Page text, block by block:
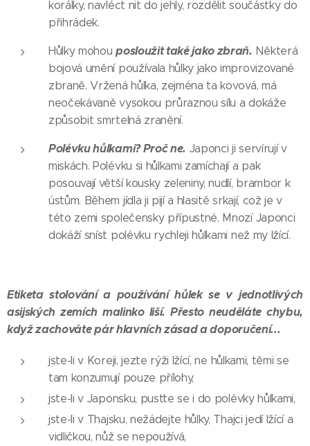
korálky, navléct nit do jehly, rozdělit součástky do
přihrádek.
Hůlky mohouposloužit také jako zbraň. Některá
bojová umění používala hůlky jako improvizované
zbraně. Vržená hůlka, zejména ta kovová, má
neočekávaně vysokou průraznou sílu a dokáže
způsobit smrtelná zranění.
Polévku hůlkami? Proč ne. Japonci ji servírují v
miskách. Polévku si hůlkami zamíchají a pak
posouvají větší kousky zeleniny, nudlí, brambor k
ústům. Během jídla ji pijí a hlasitě srkají, což je v
této zemi společensky přípustné. Mnozí Japonci
dokáží sníst polévku rychleji hůlkami než my lžící.
Etiketa stolování a používání hůlek se v jednotlivých
asijských zemích malinko liší. Přesto neuděláte chybu,
když zachováte pár hlavních zásad a doporučení...
jste-li v Koreji, jezte rýži lžící, ne hůlkami, těmi se
tam konzumují pouze přílohy,
jste-li v Japonsku, pusťte se i do polévky hůlkami,
jste-li v Thajsku, nežádejte hůlky, Thajci jedí lžící a
vidličkou, nůž se nepoužívá,